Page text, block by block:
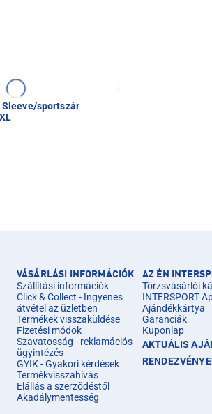
Sleeve/sportszár
VÁSÁRLÁSI INFORMÁCIÓK
Szállítási információk
Click & Collect - Ingyenes
átvétel az üzletben
Termékek visszaküldése
Fizetési módok
Szavatosság - reklamációs
ügyintézés
GYIK - Gyakori kérdések
Termékvisszahívás
Elállás a szerződéstől
Akadálymentesség
AZ ÉN
Törzsvásárlói
INTERSPORT
Ajándékkártya
Garanciák
Kuponlap
AKTUÁLIS